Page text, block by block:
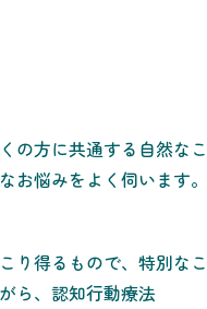
の方に共通する自然なこ
悩みをよく伺います。
り得るもので、特別なこ
ら、認知行動療法